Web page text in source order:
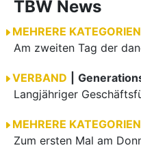
TBW News
MEHRERE KATEGORIEN
VERBAND
MEHRERE KATEGORIEN